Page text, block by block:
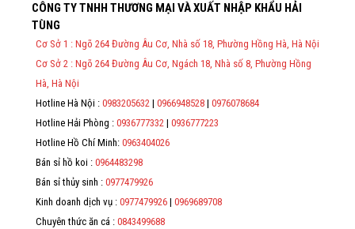
Theo Nghị định 123/2020/NĐ-CP và nghị định 70/2025/NĐ-CP về
việc thực hiện lập Hóa Đơn Điện Tử bán hàng và cung cấp dịch vụ
cho người mua bắt buộc phải thế hiện đầy đủ thông tin: họ tên,
địa chỉ, mã số thuế/ căn cước công dân/ số định danh.
CÔNG TY TNHH THƯƠNG MẠI VÀ XUẤT NHẬP KHẨU HẢI
TÙNG
Cơ Sở 1 : Ngõ 264 Đường Âu Cơ, Nhà số 18, Phường Hồng Hà, Hà Nội
Cơ Sở 2 : Ngõ 264 Đường Âu Cơ, Ngách 18, Nhà số 8, Phường Hồng
Hà, Hà Nội
Hotline Hà Nội : 0983205632 | 0966948528 | 0976078684
Hotline Hải Phòng : 0936777332 | 0936777223
Hotline Hồ Chí Minh: 0963404026
Bán sỉ hồ koi : 0964483298
Bán sỉ thủy sinh : 0977479926
Kinh doanh dịch vụ : 0977479926 | 0969689708
Chuyên thức ăn cá : 0843499688